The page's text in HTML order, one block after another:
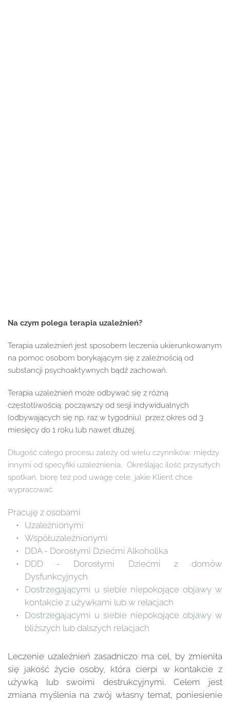
Na czym polega terapia uzależnień?
Terapia uzależnień jest sposobem leczenia ukierunkowanym
na pomoc osobom borykającym się z zależnością od
substancji psychoaktywnych bądź zachowań.
Terapia uzależnień może odbywać się z różną
częstotliwością: począwszy od sesji indywidualnych
(odbywających się np. raz w tygodniu)  przez okres od 3
miesięcy do 1 roku lub nawet dłużej.
Długość całego procesu zależy od wielu czynników: między
innymi od specyfiki uzależnienia,  Określając ilość przyszłych
spotkań, biorę też pod uwagę cele, jakie Klient chce
wypracować.
Pracuję z osobami
Uzależnionymi
Współuzależnionymi
DDA - Dorosłymi Dziećmi Alkoholika
DDD - Dorosłymi Dziećmi z domów
Dysfunkcyjnych
Dostrzegającymi u siebie niepokojące objawy w
kontakcie z używkami lub w relacjach
Dostrzegającymi u siebie niepokojące objawy w
bliższych lub dalszych relacjach
Leczenie uzależnień zasadniczo ma cel, by zmieniła
się jakość życie osoby, która cierpi w kontakcie z
używką lub swoimi destrukcyjnymi. Celem jest
zmiana myślenia na zwój własny temat, poniesienie